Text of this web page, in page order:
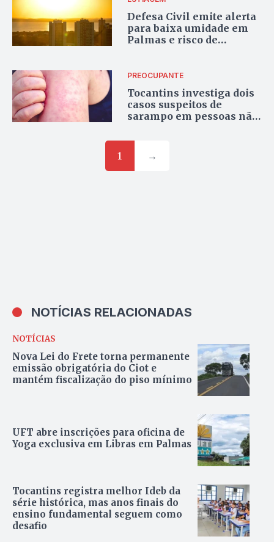
Defesa Civil emite alerta
para baixa umidade em
Palmas e risco de
PREOCUPANTE
Tocantins investiga dois
casos suspeitos de
sarampo em pessoas não
1 →
NOTÍCIAS RELACIONADAS
NOTÍCIAS
Nova Lei do Frete torna permanente
emissão obrigatória do Ciot e
mantém fiscalização do piso mínimo
UFT abre inscrições para oficina de
Yoga exclusiva em Libras em Palmas
Tocantins registra melhor Ideb da
série histórica, mas anos finais do
ensino fundamental seguem como
desafio